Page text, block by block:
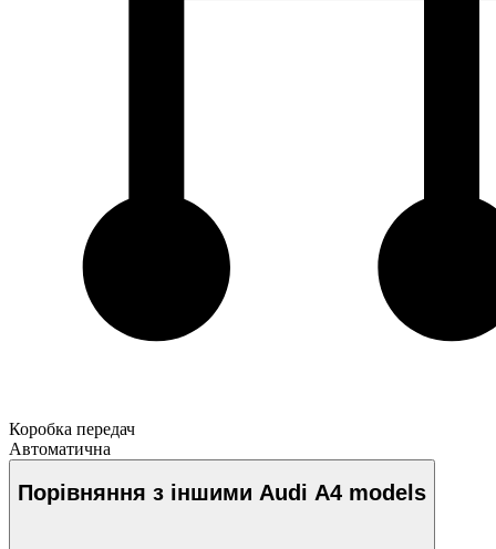
Коробка передач
Автоматична
Порівняння з іншими Audi A4 models